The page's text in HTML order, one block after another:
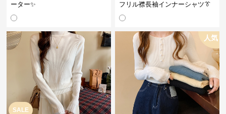
ーター✨
フリル襟長袖インナーシャツ👔
SALE
人気